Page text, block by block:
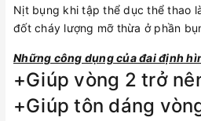
Nịt bụng khi tập thể dục thể thao
đốt cháy lượng mỡ thừa ở phần
Những công dụng của đai định
+Giúp vòng 2 trở
+Giúp tôn dáng